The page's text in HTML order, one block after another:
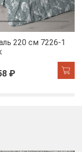
220 см 7226-1
₽